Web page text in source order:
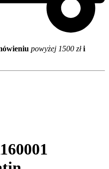
powyżej 1500 złi